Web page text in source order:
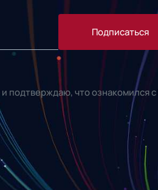
Подписаться
и подтверждаю, что ознакомился с